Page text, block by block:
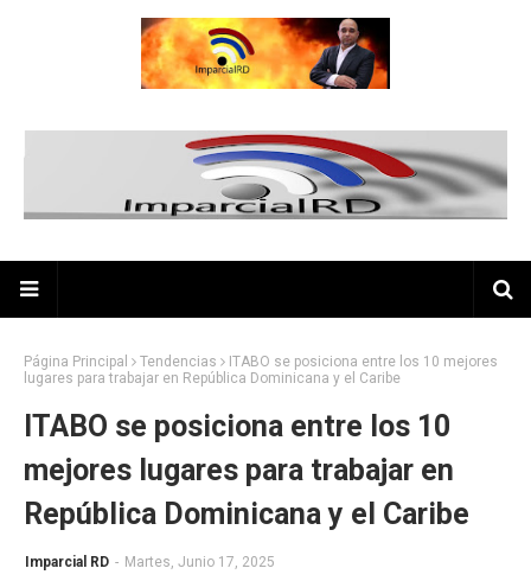
Página Principal Tendencias
ITABO se posiciona entre los 10 mejores
lugares para trabajar en República Dominicana y el Caribe
ITABO se posiciona entre los 10
mejores lugares para trabajar en
República Dominicana y el Caribe
Imparcial RD - Martes, Junio 17, 2025